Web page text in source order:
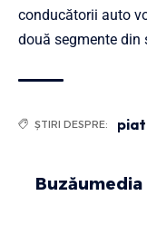
conducătorii auto
două segmente din
ȘTIRI DESPRE: